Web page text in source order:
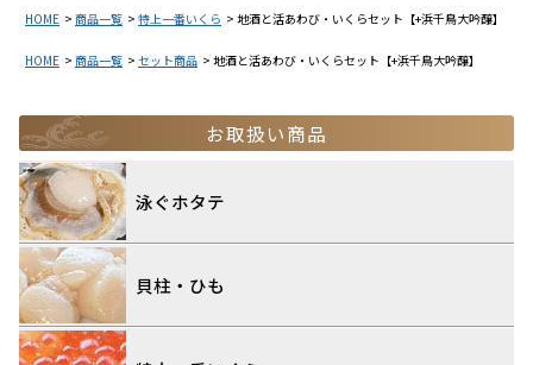
HOME 商品一覧 特上一番いくら 地酒と活あわび・いくらセット【+浜千鳥大吟醸】
HOME 商品一覧 セット商品 地酒と活あわび・いくらセット【+浜千鳥大吟醸】
お取扱い商品
泳ぐホタテ
貝柱・ひも